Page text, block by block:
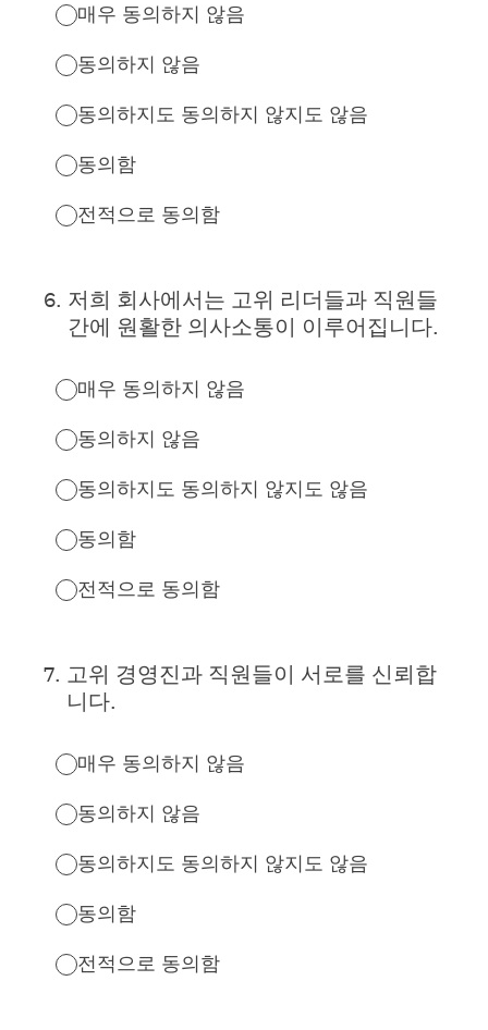
매우 동의하지 않음
동의하지 않음
동의하지도 동의하지 않지도 않음
동의함
전적으로 동의함
6. 저희 회사에서는 고위 리더들과 직원들
간에 원활한 의사소통이 이루어집니다.
매우 동의하지 않음
동의하지 않음
동의하지도 동의하지 않지도 않음
동의함
전적으로 동의함
7. 고위 경영진과 직원들이 서로를 신뢰합
니다.
매우 동의하지 않음
동의하지 않음
동의하지도 동의하지 않지도 않음
동의함
전적으로 동의함